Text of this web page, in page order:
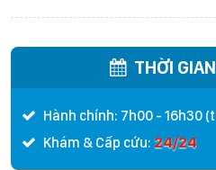
THỜI
Hành chính: 7h00 - 16h30
Khám & Cấp cứu: 24/24